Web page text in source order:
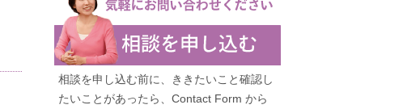
相談を申し込む前に、ききたいこと確認し
たいことがあったら、Contact Form から